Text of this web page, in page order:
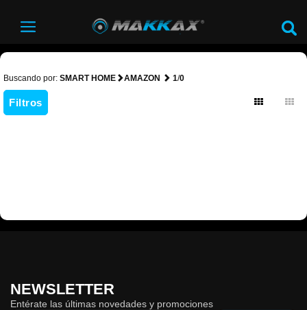
Buscando por: SMART HOME AMAZON 1/0
Filtros
NEWSLETTER
Entérate las últimas novedades y promociones